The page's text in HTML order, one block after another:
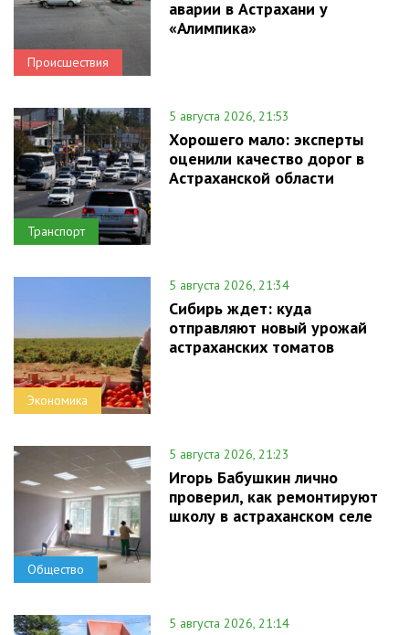
Происшествия
аварии в Астрахани у
«Алимпика»
Транспорт
5 августа 2026, 21:53
Хорошего мало: эксперты
оценили качество дорог в
Астраханской области
Экономика
5 августа 2026, 21:34
Сибирь ждет: куда
отправляют новый урожай
астраханских томатов
Общество
5 августа 2026, 21:23
Игорь Бабушкин лично
проверил, как ремонтируют
школу в астраханском селе
5 августа 2026, 21:14